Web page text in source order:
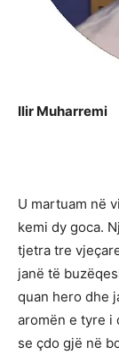
Ilir Muharremi
U martuam në
kemi dy goca.
tjetra tre
janë të
quan hero dhe
aromën e tyre i
se çdo gjë në